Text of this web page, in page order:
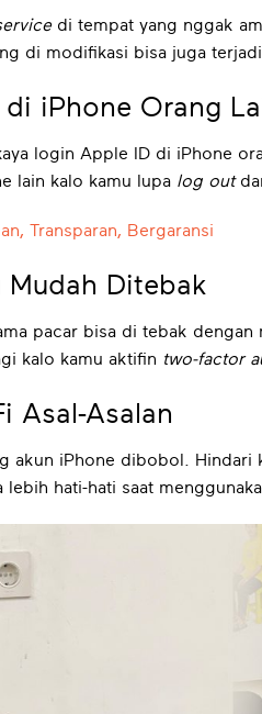
di tempat yang nggak
di modifikasi bisa juga
iPhone Orang
login Apple ID di iPhone
lain kalo kamu lupa log out
Transparan, Bergaransi
Mudah Ditebak
pacar bisa di tebak dengan
kalo kamu aktifin two-factor
Asal-Asalan
akun iPhone dibobol. Hindari
hati-hati saat